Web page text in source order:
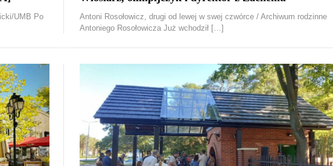
UMB Po
Antoni Rosołowicz, drugi od lewej w swej czwórce / Archiwum rodzinne
Antoniego Rosołowicza Już wchodził […]